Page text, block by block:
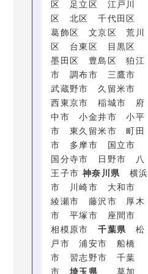
区 足立区 江戸川
区 北区 千代田区
葛飾区 文京区 荒川
区 台東区 目黒区
墨田区 豊島区 狛江
市 調布市 三鷹市
武蔵野市 久留米市
西東京市 稲城市 府
中市 小金井市 小平
市 東久留米市 町田
市 多摩市 国立市
国分寺市 日野市 八
王子市 神奈川県 横浜
市 川崎市 大和市
綾瀬市 藤沢市 厚木
市 平塚市 座間市
相模原市千葉県 松
戸市 浦安市 船橋
市 習志野市 千葉
市埼玉県 草加